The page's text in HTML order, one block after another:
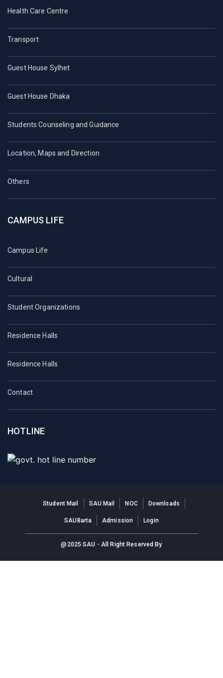
Health Care Centre
Transport
Guest House Sylhet
Guest House Dhaka
Students Counseling and Guidance
Location, Maps and Direction
Others
CAMPUS LIFE
Campus Life
Cultural
Student Organizations
Residence Halls
Residence Halls
Contact
HOTLINE
Student Mail SAU Mail NOC Downloads
SAUBarta Admission Login
@2025 SAU - All Right Reserved By